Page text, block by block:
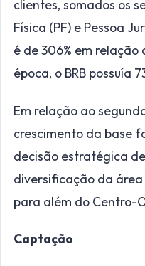
clientes, somados os
Física (PF) e Pessoa
é de 306% em
época, o BRB possuía
Em relação ao
crescimento da base
decisão estratégica
diversificação da área
para além do Centro-
Captação